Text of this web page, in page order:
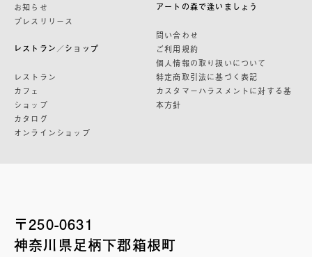
お知らせ
プレスリリース
レストラン／ショップ
レストラン
カフェ
ショップ
カタログ
オンラインショップ
アートの森で逢いましょう
問い合わせ
ご利用規約
個人情報の取り扱いについて
特定商取引法に基づく表記
カスタマーハラスメントに対する基
本方針
〒250-0631
神奈川県足柄下郡箱根町